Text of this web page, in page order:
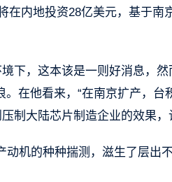
在内地投资28亿美元，基于
下，这本该是一则好消息，
。在他看来，“在南京扩产，
制大陆芯片制造企业的效果，
动机的种种揣测，滋生了层出